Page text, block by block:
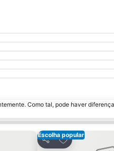
Como tal, pode haver
Escolha popular
Partilhar
Adicionar aos